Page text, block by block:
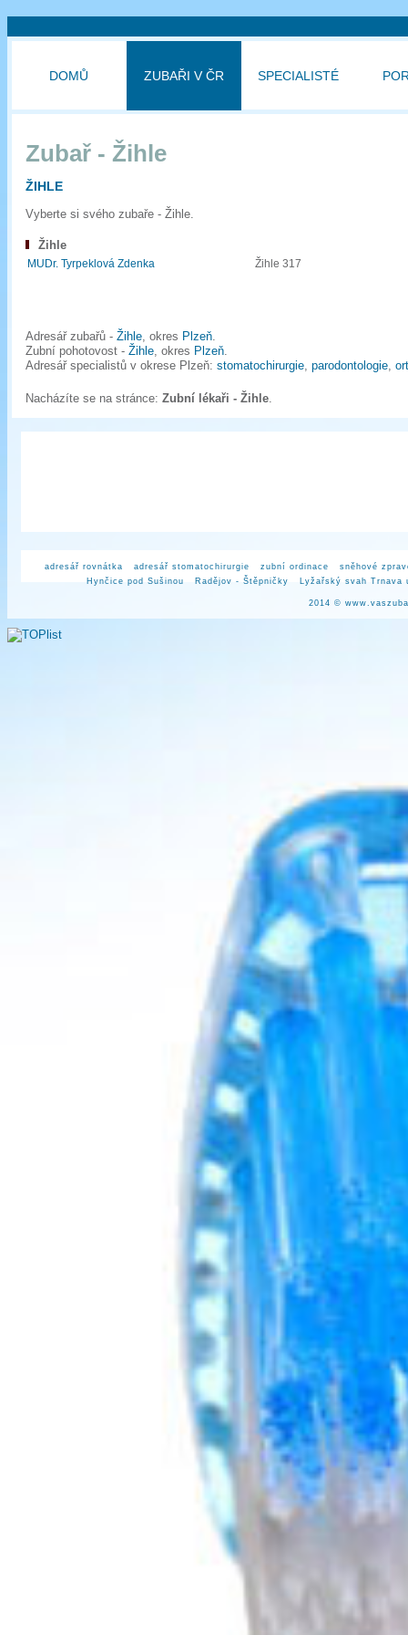
DOMŮ ZUBAŘI V ČR SPECIALISTÉ
Zubař - Žihle
ŽIHLE
Vyberte si svého zubaře - Žihle.
Žihle
MUDr. Tyrpeklová Zdenka Žihle 317
Adresář zubařů - Žihle , okres Plzeň
Zubní pohotovost - Žihle , okres Plzeň
Adresář specialistů v okrese Plzeň: stomatochirurgie parodontologie
Nacházíte se na stránce: Zubní lékaři - Žihle
adresář rovnátka adresář stomatochirurgie zubní ordinace
sněhové
Hynčice pod Sušinou
Radějov - Štěpničky Lyžařský svah
2014 ©